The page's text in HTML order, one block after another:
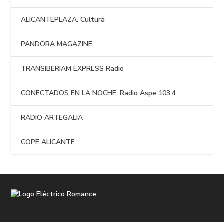
ALICANTEPLAZA. Cultura
PANDORA MAGAZINE
TRANSIBERIAM EXPRESS Radio
CONECTADOS EN LA NOCHE. Radio Aspe 103.4
RADIO ARTEGALIA
COPE ALICANTE